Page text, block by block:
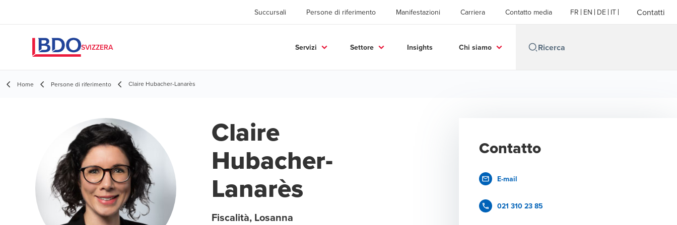
Succursali Persone di riferimento Manifestazioni Carriera Contatto media FR EN DE IT Contatti
SVIZZERA Servizi Settore Insights Chi siamo
Home Persone di riferimento Claire Hubacher-Lanarès
Claire
Hubacher-
Lanarès
Fiscalità, Losanna
Contatto
E-mail
021 310 23 85